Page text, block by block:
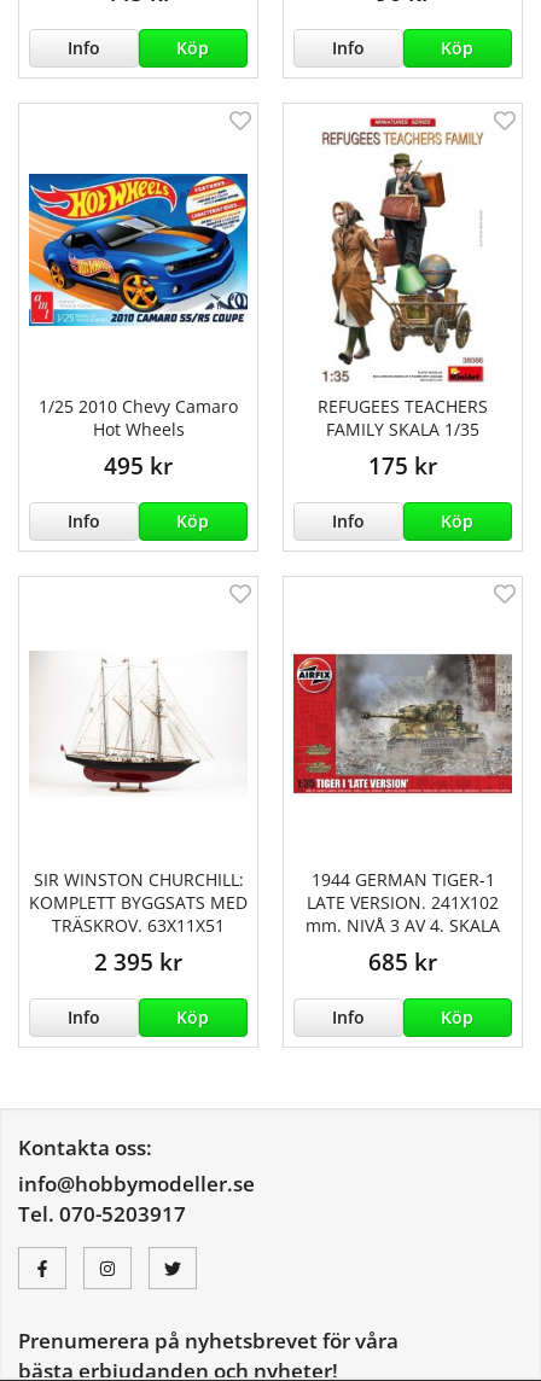
Info Köp Info Köp
1/25 2010 Chevy Camaro
Hot Wheels
495 kr
Info Köp
REFUGEES TEACHERS
FAMILY SKALA 1/35
175 kr
Info Köp
SIR WINSTON CHURCHILL:
KOMPLETT BYGGSATS MED
TRÄSKROV. 63X11X51
2 395 kr
Info Köp
1944 GERMAN TIGER-1
LATE VERSION. 241X102
mm. NIVÅ 3 AV 4. SKALA
685 kr
Info Köp
Kontakta oss:
info@hobbymodeller.se
Tel. 070-5203917
Prenumerera på nyhetsbrevet för våra
bästa erbjudanden och nyheter!